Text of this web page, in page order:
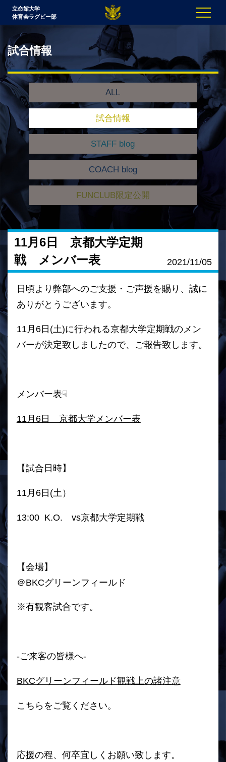
立命館大学
体育会ラグビー部
試合情報
ALL
試合情報
STAFF blog
COACH blog
FUNCLUB限定公開
11月6日 京都大学定期
戦 メンバー表
2021/11/05
日頃より弊部へのご支援・ご声援を賜り、誠に
ありがとうございます。
11月6日(土)に行われる京都大学定期戦のメン
バーが決定致しましたので、ご報告致します。
メンバー表☟
11月6日 京都大学メンバー表
【試合日時】
11月6日(土）
13:00 K.O. vs京都大学定期戦
【会場】
＠BKCグリーンフィールド
※有観客試合です。
-ご来客の皆様へ-
BKCグリーンフィールド観戦上の諸注意
こちらをご覧ください。
応援の程、何卒宜しくお願い致します。